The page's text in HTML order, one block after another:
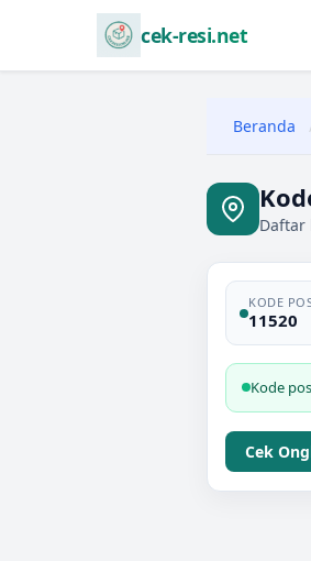
cek-resi.net
Beranda
Daftar
KODE
11520
Kode
Cek